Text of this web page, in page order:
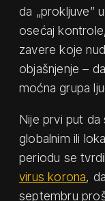
da „prokljuve”
osećaj
zavere koje
objašnjenje –
moćna grupa
Nije prvi put da
globalnim ili
periodu se
virus korona,
septembru